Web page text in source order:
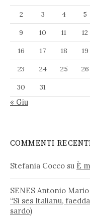
2
3 4 5
9
10 11 12
16
17 18 19
23
24 25 26
30
31
« Giu
COMMENTI
Stefania Cocco su È
SENES Antonio Mario
“Si ses Italianu,
sardo)